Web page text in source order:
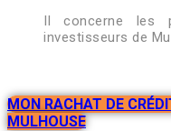
Il concerne les
investisseurs de
MON RACHAT DE
MULHOUSE